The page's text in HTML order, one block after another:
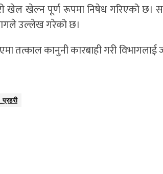
खेल खेल्न पूर्ण रूपमा निषेध गरिएको छ।
उल्लेख गरेको छ।
तत्काल कानुनी कारबाही गरी